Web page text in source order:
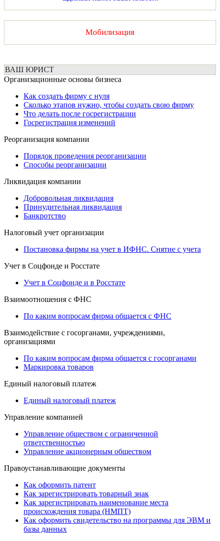
Мобилизация
ВАШ ЮРИСТ
Организационные основы бизнеса
Как создать фирму с нуля
Сколько этапов нужно, чтобы создать свою фирму
Что делать после госрегистрации
Госрегистрация изменений
Реорганизация компании
Порядок проведения реорганизации
Способы реорганизации
Ликвидация компании
Добровольная ликвидация
Принудительная ликвидация
Банкротство
Налоговый учет организации
Постановка фирмы на учет в ИФНС. Снятие с учета
Учет в Соцфонде и Росстате
Учет в Соцфонде и в Росстате
Взаимоотношения с ФНС
По каким вопросам фирма общается с ФНС
Взаимодействие с госорганами, учреждениями,
организациями
По каким вопросам фирма общается с госорганами
Маркировка товаров
Единый налоговый платеж
Единый налоговый платеж
Управление компанией
Управление обществом с ограниченной
ответственностью
Управление акционерным обществом
Правоустанавливающие документы
Как оформить патент
Как зарегистрировать товарный знак
Как зарегистрировать наименование места
происхождения товара (НМПТ)
Как оформить свидетельство на программы для ЭВМ и
базы данных